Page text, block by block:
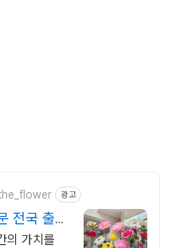
광고
전국 출장
의 가치를